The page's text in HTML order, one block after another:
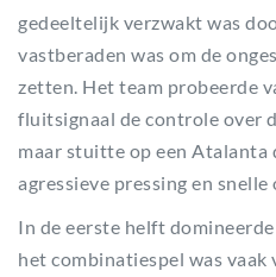
gedeeltelijk verzwakt was
vastberaden was om de
zetten. Het team probeerde
fluitsignaal de controle over
maar stuitte op een Atalanta
agressieve pressing en snelle
In de eerste helft
het combinatiespel was vaak